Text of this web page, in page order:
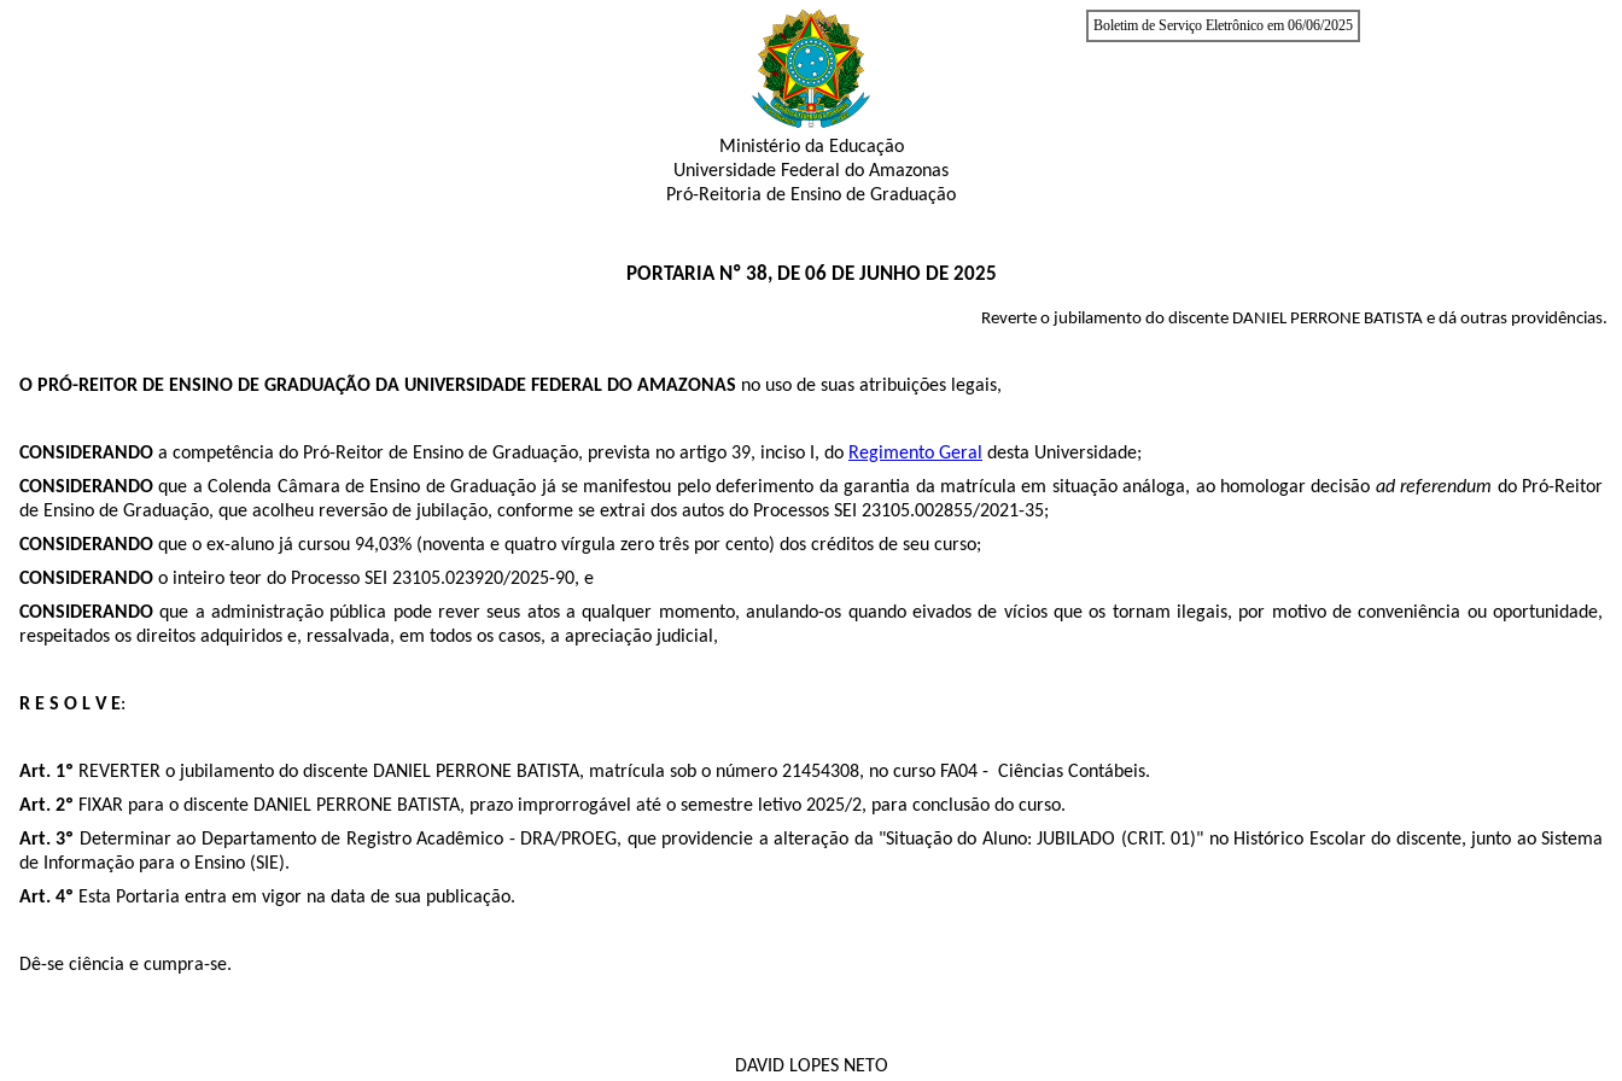
Boletim de Serviço Eletrônico em 06/06/2025
Ministério da Educação
Universidade Federal do Amazonas
Pró-Reitoria de Ensino de Graduação
PORTARIA Nº 38, DE 06 DE JUNHO DE 2025
Reverte o jubilamento do discente DANIEL PERRONE BATISTA e dá outras providências.
O PRÓ-REITOR DE ENSINO DE GRADUAÇÃO DA UNIVERSIDADE FEDERAL DO AMAZONAS no uso de suas atribuições legais,
CONSIDERANDO a competência do Pró-Reitor de Ensino de Graduação, prevista no artigo 39, inciso I, do Regimento Geral desta Universidade;
CONSIDERANDO que a Colenda Câmara de Ensino de Graduação já se manifestou pelo deferimento da garantia da matrícula em situação análoga, ao homologar decisão ad referendum do Pró-Reitor
de Ensino de Graduação, que acolheu reversão de jubilação, conforme se extrai dos autos do Processos SEI 23105.002855/2021-35;
CONSIDERANDO que o ex-aluno já cursou 94,03% (noventa e quatro vírgula zero três por cento) dos créditos de seu curso;
CONSIDERANDO o inteiro teor do Processo SEI 23105.023920/2025-90, e
CONSIDERANDO que a administração pública pode rever seus atos a qualquer momento, anulando-os quando eivados de vícios que os tornam ilegais, por motivo de conveniência ou oportunidade,
respeitados os direitos adquiridos e, ressalvada, em todos os casos, a apreciação judicial,
R E S O L V E:
Art. 1º REVERTER o jubilamento do discente DANIEL PERRONE BATISTA, matrícula sob o número 21454308, no curso FA04 - Ciências Contábeis.
Art. 2º FIXAR para o discente DANIEL PERRONE BATISTA, prazo improrrogável até o semestre letivo 2025/2, para conclusão do curso.
Art. 3º Determinar ao Departamento de Registro Acadêmico - DRA/PROEG, que providencie a alteração da "Situação do Aluno: JUBILADO (CRIT. 01)" no Histórico Escolar do discente, junto ao Sistema
de Informação para o Ensino (SIE).
Art. 4º Esta Portaria entra em vigor na data de sua publicação.
Dê-se ciência e cumpra-se.
DAVID LOPES NETO